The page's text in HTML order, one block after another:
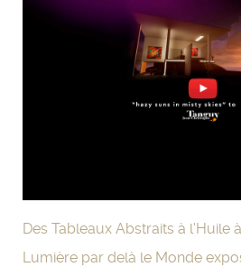
Des Tableaux Abstraits à l'Huile
Lumière par delà le Monde